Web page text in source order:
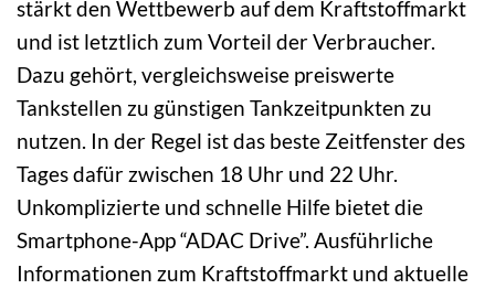
stärkt den Wettbewerb auf dem Kraftstoffmarkt
und ist letztlich zum Vorteil der Verbraucher.
Dazu gehört, vergleichsweise preiswerte
Tankstellen zu günstigen Tankzeitpunkten zu
nutzen. In der Regel ist das beste Zeitfenster des
Tages dafür zwischen 18 Uhr und 22 Uhr.
Unkomplizierte und schnelle Hilfe bietet die
Smartphone-App “ADAC Drive”. Ausführliche
Informationen zum Kraftstoffmarkt und aktuelle